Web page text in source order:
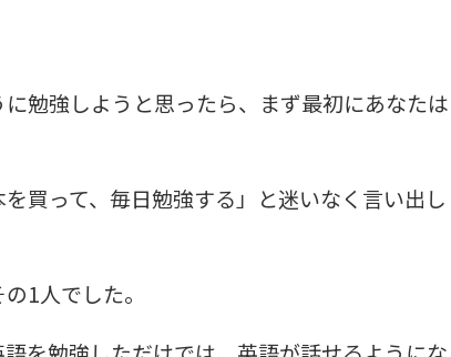
勉強しようと思ったら、まず最初にあなたは
買って、毎日勉強する」と迷いなく言い出し
1人でした。